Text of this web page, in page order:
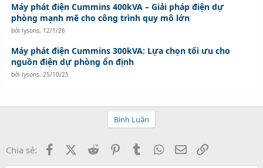
Máy phát điện Cummins 400kVA – Giải pháp điện dự
phòng mạnh mẽ cho công trình quy mô lớn
bởi lysons, 12/1/26
Máy phát điện Cummins 300kVA: Lựa chọn tối ưu cho
nguồn điện dự phòng ổn định
bởi lysons, 25/10/25
Bình Luận
Chia sẻ: FacebookX (Twitter)
Reddit PinterestTumblr WhatsApp
Email